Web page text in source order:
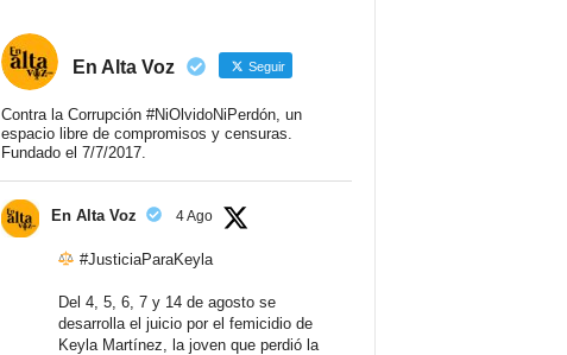
En Alta Voz Seguir
Contra la Corrupción #NiOlvidoNiPerdón, un
espacio libre de compromisos y censuras.
Fundado el 7/7/2017.
En Alta Voz 4 Ago
#JusticiaParaKeyla
Del 4, 5, 6, 7 y 14 de agosto se
desarrolla el juicio por el femicidio de
Keyla Martínez, la joven que perdió la